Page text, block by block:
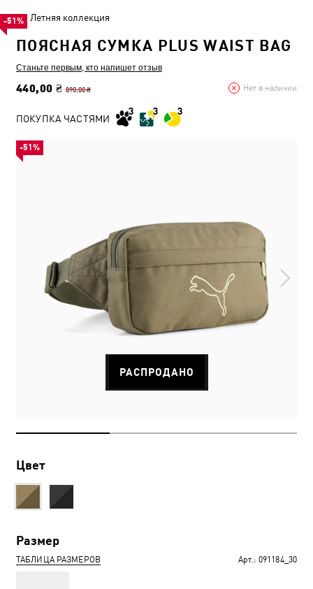
Летняя коллекция
ПОЯСНАЯ СУМКА PLUS WAIST BAG
Станьте первым, кто напишет отзыв
440,00 ₴ 890,00 ₴ Нет в наличии
-51%
ПОКУПКА ЧАСТЯМИ
РАСПРОДАНО
Цвет
Размер
ТАБЛИЦА РАЗМЕРОВ Арт.: 091184_30
-51%